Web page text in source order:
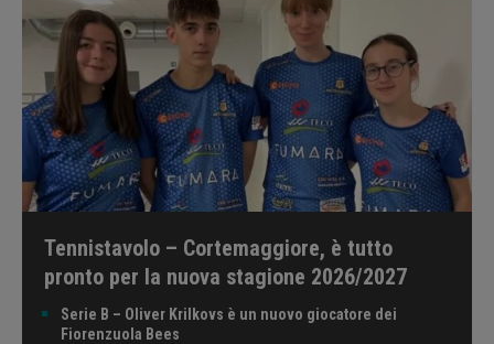
Tennistavolo – Cortemaggiore, è tutto
pronto per la nuova stagione 2026/2027
Serie B – Oliver Krilkovs è un nuovo giocatore dei
Fiorenzuola Bees